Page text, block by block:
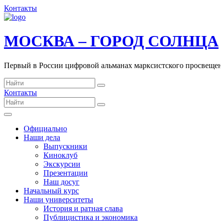
Контакты
МОСКВА – ГОРОД СОЛНЦА
Первый в России цифровой альманах марксистского
Контакты
Официально
Наши дела
Выпускники
Киноклуб
Экскурсии
Презентации
Наш досуг
Начальный курс
Наши университеты
История и ратная слава
Публицистика и экономика